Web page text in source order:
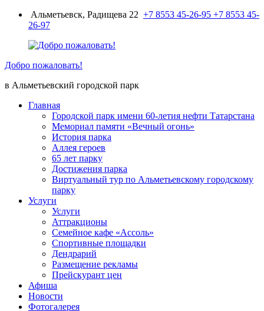
ПерейтиАльметьевск, Радищева 22 +7 8553 45-26-95 +7 8553 45-
26-97
Добро пожаловать!
в Альметьевский городской парк
Главная
Городской парк имени 60-летия нефти Татарстана
Мемориал памяти «Вечный огонь»
История парка
Аллея героев
65 лет парку
Достижения парка
Виртуальный тур по Альметьевскому городскому
парку
Услуги
Услуги
Аттракционы
Семейное кафе «Ассоль»
Спортивные площадки
Дендрарий
Размещение рекламы
Прейскурант цен
Афиша
Новости
Фотогалерея